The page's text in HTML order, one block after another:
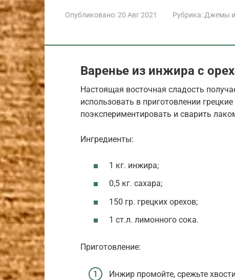
Опубликовано:20 Авг 2021 Рубрика: Джемы и
Варенье из инжира с
Настоящая восточная сладость
использовать в приготовлении
поэкспериментировать и сварить
Ингредиенты:
1 кг. инжира;
0,5 кг. сахара;
150 гр. грецких орехов;
1 ст.л. лимонного сока.
Приготовление:
Инжир промойте, срежьте